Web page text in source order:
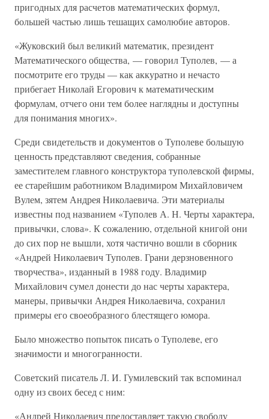
пригодных для расчетов математических формул,
большей частью лишь тешащих самолюбие авторов.
«Жуковский был великий математик, президент
Математического общества, — говорил Туполев, — а
посмотрите его труды — как аккуратно и нечасто
прибегает Николай Егорович к математическим
формулам, отчего они тем более наглядны и доступны
для понимания многих».
Среди свидетельств и документов о Туполеве большую
ценность представляют сведения, собранные
заместителем главного конструктора туполевской фирмы,
ее старейшим работником Владимиром Михайловичем
Вулем, зятем Андрея Николаевича. Эти материалы
известны под названием «Туполев А. Н. Черты характера,
привычки, слова». К сожалению, отдельной книгой они
до сих пор не вышли, хотя частично вошли в сборник
«Андрей Николаевич Туполев. Грани дерзновенного
творчества», изданный в 1988 году. Владимир
Михайлович сумел донести до нас черты характера,
манеры, привычки Андрея Николаевича, сохранил
примеры его своеобразного блестящего юмора.
Было множество попыток писать о Туполеве, его
значимости и многогранности.
Советский писатель Л. И. Гумилевский так вспоминал
одну из своих бесед с ним:
«Андрей Николаевич предоставляет такую свободу